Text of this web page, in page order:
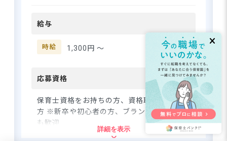
希望に合う求人の
を行っています♪ 異なる年齢
切にし、一人ひとりの発達に
合わせた個人指導を重視して
た環境で、子どもたちと一緒
ら、「自立」と「自律」を育
む保育を実践☆ 新しいアイデ
アや提案を歓迎し、あなたの
特技や創意工夫が活かせる職
給与
時給 1,300円 〜
応募資格
保育士資格をお持ちの方、資格取得見込みの
方 ※新卒や初心者の方、ブランクがある方
も歓迎
詳細を表示